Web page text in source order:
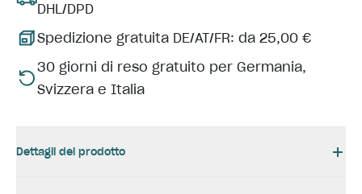
DHL/DPD
Spedizione gratuita DE/AT/FR: da 25,00 €
30 giorni di reso gratuito per Germania,
Svizzera e Italia
Dettagli del prodotto